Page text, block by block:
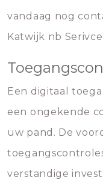
vandaag nog
Katwijk nb
Een digitaal
een ongekende
uw pand. De
verstandige